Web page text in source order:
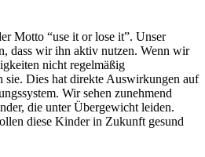
Motto “use it or lose it”. Unser
dass wir ihn aktiv nutzen. Wenn wir
nicht regelmäßig
sie. Dies hat direkte Auswirkungen auf
Wir sehen zunehmend
die unter Übergewicht leiden.
diese Kinder in Zukunft gesund